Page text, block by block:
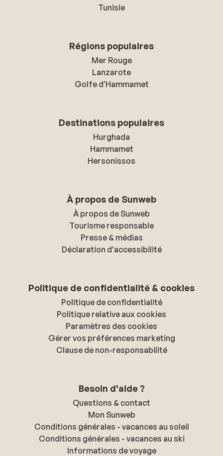
Tunisie
Régions populaires
Mer Rouge
Lanzarote
Golfe d'Hammamet
Destinations populaires
Hurghada
Hammamet
Hersonissos
À propos de Sunweb
À propos de Sunweb
Tourisme responsable
Presse & médias
Déclaration d'accessibilité
Politique de confidentialité & cookies
Politique de confidentialité
Politique relative aux cookies
Paramètres des cookies
Gérer vos préférences marketing
Clause de non-responsabilité
Besoin d'aide ?
Questions & contact
Mon Sunweb
Conditions générales - vacances au soleil
Conditions générales - vacances au ski
Informations de voyage